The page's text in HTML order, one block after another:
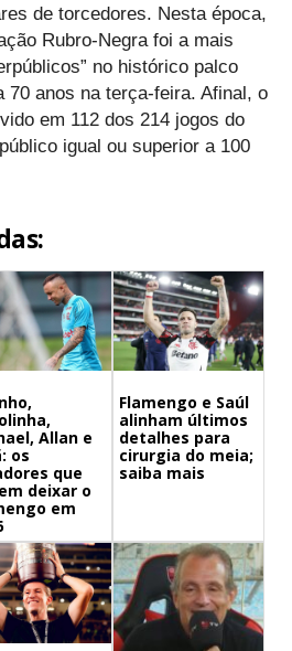
de torcedores. Nesta época,
Rubro-Negra foi a mais
no histórico palco
70 anos na terça-feira. Afinal, o
em 112 dos 214 jogos do
igual ou superior a 100
Allan e
os
que
deixar o
em
Flamengo e Saúl
alinham últimos
detalhes para
cirurgia do meia;
saiba mais